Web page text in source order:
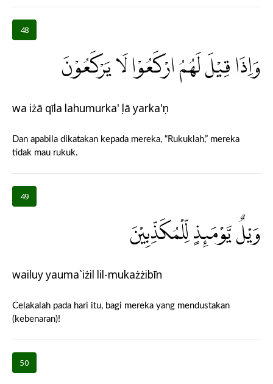
48
وَاِذَا قِيْلَ لَهُمُ ارْكَعُوْا لَا يَرْكَعُوْنَ
wa iżā qīla lahumurka'ụ lā yarka'ụn
Dan apabila dikatakan kepada mereka, “Rukuklah,” mereka
tidak mau rukuk.
49
وَيْلٌ يَّوْمَىِٕذٍ لِّلْمُكَذِّبِيْنَ
wailuy yauma`iżil lil-mukażżibīn
Celakalah pada hari itu, bagi mereka yang mendustakan
(kebenaran)!
50